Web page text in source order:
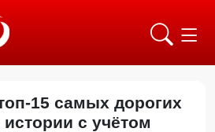
15 самых дорогих
с учётом